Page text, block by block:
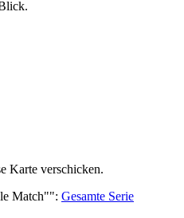
Karte verschicken.
Match"": Gesamte Serie